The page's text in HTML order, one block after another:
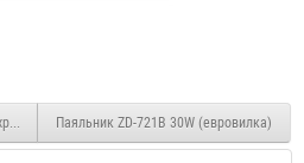
нагреватель
Паяльник ZD-721B 30W (евровилка)